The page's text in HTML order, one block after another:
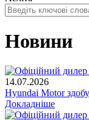
Новини
14.07.2026
Hyundai Motor
Докладніше